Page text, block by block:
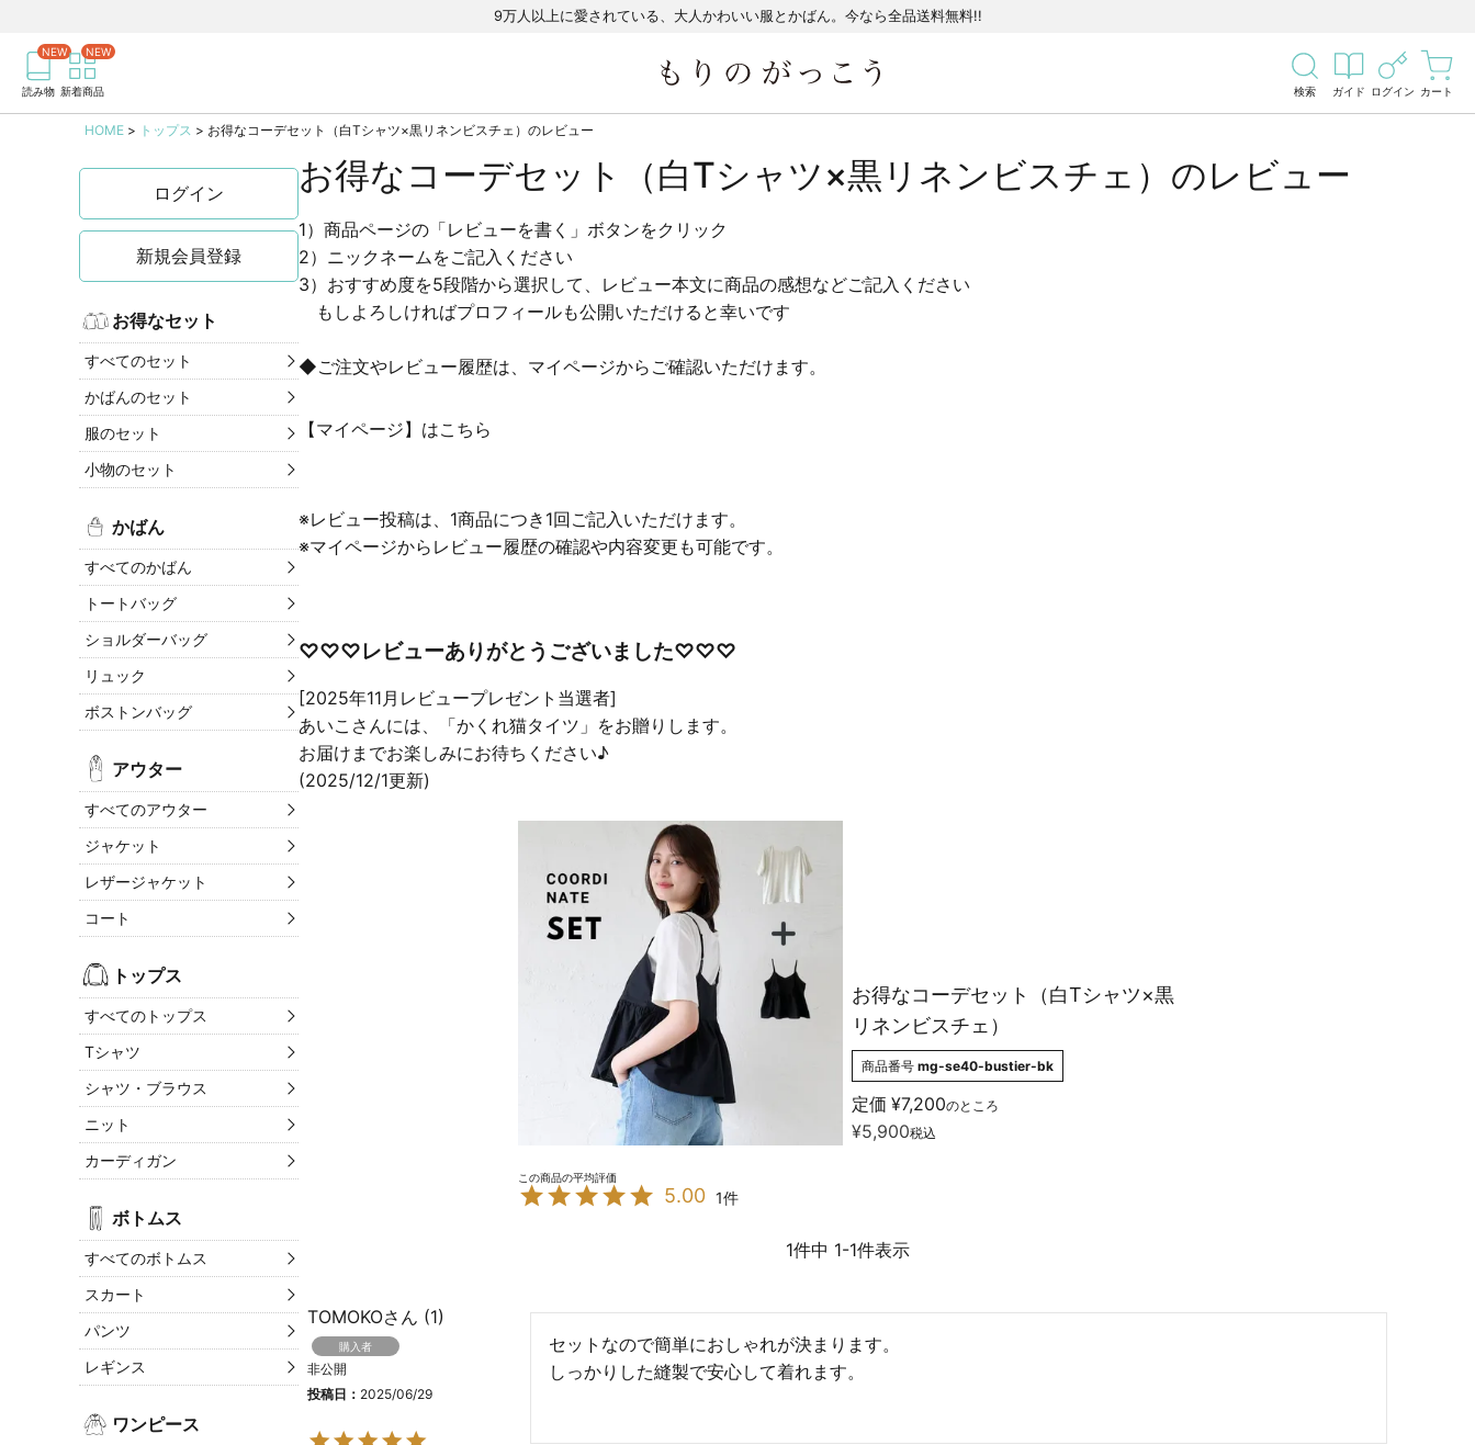
9万人以上に愛されている、大人かわいい服とかばん。今なら全品送料無料!!
読み物 新着商品 検索 ガイド ログイン カート
商品を検索
HOME トップス お得なコーデセット（白Tシャツ×黒リネンビスチェ）のレビュー
ログイン
新規会員登録
お得なセット
すべてのセット
かばんのセット
服のセット
小物のセット
かばん
すべてのかばん
トートバッグ
ショルダーバッグ
リュック
ボストンバッグ
アウター
すべてのアウター
ジャケット
レザージャケット
コート
トップス
すべてのトップス
Tシャツ
シャツ・ブラウス
ニット
カーディガン
ボトムス
すべてのボトムス
スカート
パンツ
レギンス
ワンピース
お得なコーデセット（白Tシャツ×黒リネンビスチェ）のレビュー
1）商品ページの「レビューを書く」ボタンをクリック
2）ニックネームをご記入ください
3）おすすめ度を5段階から選択して、レビュー本文に商品の感想などご記入ください
もしよろしければプロフィールも公開いただけると幸いです
◆ご注文やレビュー履歴は、マイページからご確認いただけます。
【マイページ】はこちら
※レビュー投稿は、1商品につき1回ご記入いただけます。
※マイページからレビュー履歴の確認や内容変更も可能です。
♡♡♡レビューありがとうございました♡♡♡
[2025年11月レビュープレゼント当選者]
あいこさんには、「かくれ猫タイツ」をお贈りします。
お届けまでお楽しみにお待ちください♪
(2025/12/1更新)
お得なコーデセット（白Tシャツ×黒
リネンビスチェ）
商品番号 mg-se40-bustier-bk
定価 ¥7,200のところ
¥5,900税込
5.00 1
1件中 1-1件表示
TOMOKO 1
購入者
非公開
投稿日
2025/06/29
セットなので簡単におしゃれが決まります。
しっかりした縫製で安心して着れます。